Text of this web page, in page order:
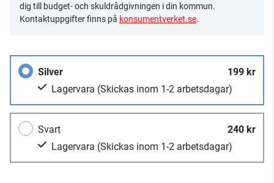
dig till budget- och skuldrådgivningen i din kommun.
Kontaktuppgifter finns på konsumentverket.se.
Silver
199 kr
Lagervara (Skickas inom 1-2 arbetsdagar)
Svart
240 kr
Lagervara (Skickas inom 1-2 arbetsdagar)